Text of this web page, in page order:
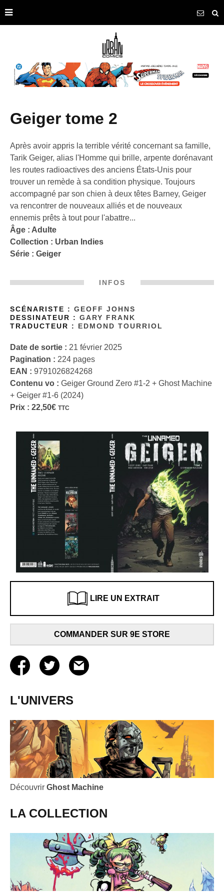
geiger tome 2
Après avoir appris la terrible vérité concernant sa famille,
Tarik Geiger, alias l'Homme qui brille, arpente dorénavant
les routes radioactives des anciens États-Unis pour
trouver un remède à sa condition physique. Toujours
accompagné par son chien à deux têtes Barney, Geiger
va rencontrer de nouveaux alliés et de nouveaux
ennemis prêts à tout pour l'abattre...
Âge : Adulte
Collection : Urban Indies
Série : Geiger
INFOS
SCÉNARISTE : GEOFF JOHNS
DESSINATEUR : GARY FRANK
TRADUCTEUR :
EDMOND TOURRIOL
Date de sortie : 21 février 2025
Pagination : 224 pages
EAN : 9791026824268
Contenu vo : Geiger Ground Zero #1-2 + Ghost Machine
+ Geiger #1-6 (2024)
Prix : 22,50€ TTC
LIRE UN EXTRAIT
COMMANDER SUR 9E STORE
L'UNIVERS
Découvrir Ghost Machine
LA COLLECTION